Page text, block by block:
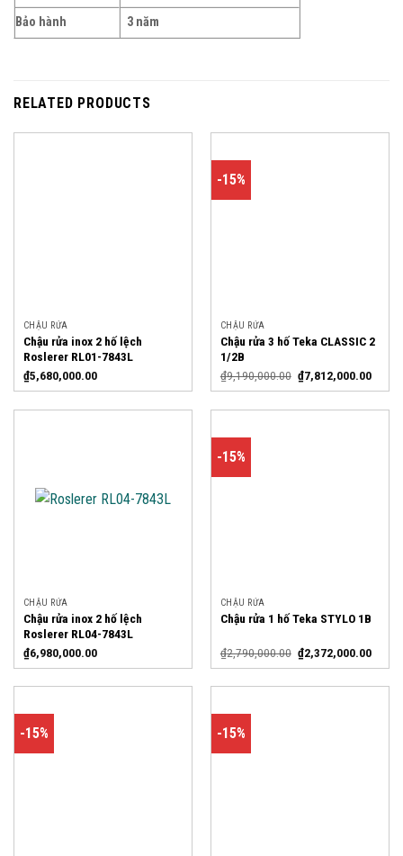
Bảo hành 3 năm
RELATED PRODUCTS
CHẬU RỬA
Chậu rửa inox 2 hố lệch
Roslerer RL01-7843L
₫5,680,000.00
-15%
CHẬU RỬA
Chậu rửa 3 hố Teka CLASSIC 2
1/2B
₫9,190,000.00 ₫7,812,000.00
CHẬU RỬA
Chậu rửa inox 2 hố lệch
Roslerer RL04-7843L
₫6,980,000.00
-15%
CHẬU RỬA
Chậu rửa 1 hố Teka STYLO 1B
₫2,790,000.00 ₫2,372,000.00
-15% -15%